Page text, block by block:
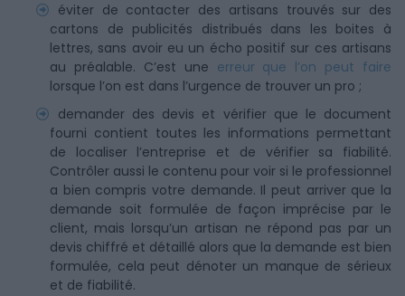
éviter de contacter des artisans trouvés sur des
cartons de publicités distribués dans les boites à
lettres, sans avoir eu un écho positif sur ces artisans
au préalable. C’est une erreur que l’on peut faire
lorsque l’on est dans l’urgence de trouver un pro ;
demander des devis et vérifier que le document
fourni contient toutes les informations permettant
de localiser l’entreprise et de vérifier sa fiabilité.
Contrôler aussi le contenu pour voir si le professionnel
a bien compris votre demande. Il peut arriver que la
demande soit formulée de façon imprécise par le
client, mais lorsqu’un artisan ne répond pas par un
devis chiffré et détaillé alors que la demande est bien
formulée, cela peut dénoter un manque de sérieux
et de fiabilité.